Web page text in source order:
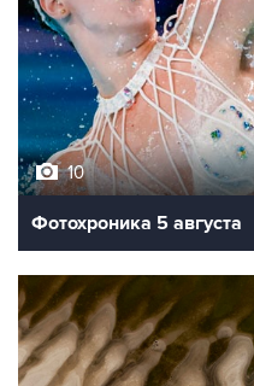
10
Фотохроника 5 августа